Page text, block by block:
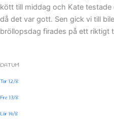
kött till middag och Kate
då det var gott. Sen gick vi till
bröllopsdag firades på ett riktigt
DATUM
Tor 12/8
Fre 13/8
Lör 14/8